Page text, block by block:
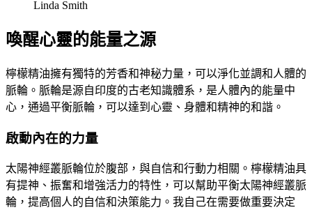
Linda Smith
喚醒心靈的能量之源
檸檬精油擁有獨特的芳香和神秘力量，可以淨化並調和人體的
脈輪。脈輪是源自印度的古老知識體系，是人體內的能量中
心，通過平衡脈輪，可以達到心靈、身體和精神的和諧。
啟動內在的力量
太陽神經叢脈輪位於腹部，與自信和行動力相關。檸檬精油具
有提神、振奮和增強活力的特性，可以幫助平衡太陽神經叢脈
輪，提高個人的自信和決策能力。我自己在需要做重要決定